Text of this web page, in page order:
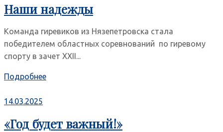
Наши надежды
Команда гиревиков из Нязепетровска стала
победителем областных соревнований по гиревому
спорту в зачет XXII...
Подробнее
14.03.2025
«Год будет важный!»